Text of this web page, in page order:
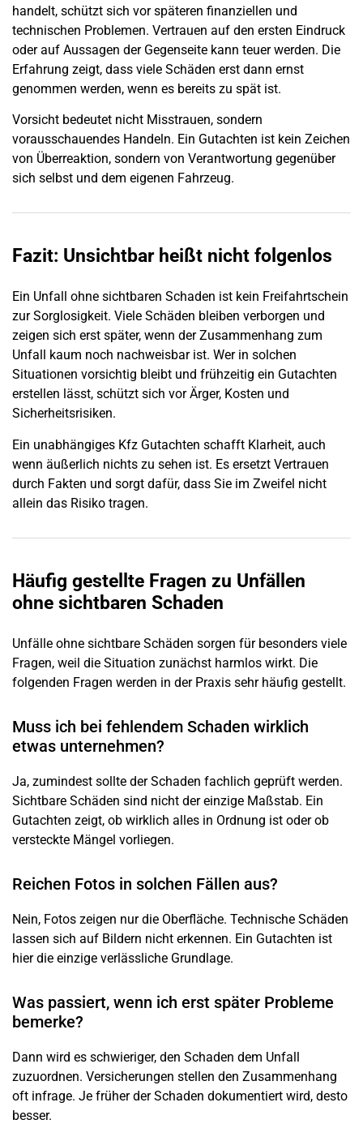
handelt, schützt sich vor späteren finanziellen und
technischen Problemen. Vertrauen auf den ersten Eindruck
oder auf Aussagen der Gegenseite kann teuer werden. Die
Erfahrung zeigt, dass viele Schäden erst dann ernst
genommen werden, wenn es bereits zu spät ist.
Vorsicht bedeutet nicht Misstrauen, sondern
vorausschauendes Handeln. Ein Gutachten ist kein Zeichen
von Überreaktion, sondern von Verantwortung gegenüber
sich selbst und dem eigenen Fahrzeug.
Fazit: Unsichtbar heißt nicht folgenlos
Ein Unfall ohne sichtbaren Schaden ist kein Freifahrtschein
zur Sorglosigkeit. Viele Schäden bleiben verborgen und
zeigen sich erst später, wenn der Zusammenhang zum
Unfall
kaum noch nachweisbar ist. Wer in solchen
Situationen vorsichtig bleibt und frühzeitig ein Gutachten
erstellen lässt, schützt sich vor Ärger, Kosten und
Sicherheitsrisiken.
Ein unabhängiges Kfz Gutachten schafft Klarheit, auch
wenn äußerlich nichts zu sehen ist. Es ersetzt Vertrauen
durch Fakten und sorgt dafür, dass Sie im Zweifel nicht
allein das Risiko tragen.
Häufig gestellte Fragen zu Unfällen
ohne sichtbaren Schaden
Unfälle ohne sichtbare Schäden sorgen für besonders viele
Fragen, weil die Situation zunächst harmlos wirkt. Die
folgenden Fragen werden in der Praxis sehr häufig gestellt.
Muss ich bei fehlendem Schaden wirklich
etwas unternehmen?
Ja, zumindest sollte derSchaden fachlich geprüft werden.
Sichtbare Schäden sind nicht der einzige Maßstab. Ein
Gutachten zeigt, ob wirklich alles in Ordnung ist oder ob
versteckte Mängel vorliegen.
Reichen Fotos in solchen Fällen aus?
Nein, Fotos zeigen nur die Oberfläche. Technische Schäden
lassen sich auf Bildern nicht erkennen. Ein Gutachten ist
hier die einzige verlässliche Grundlage.
Was passiert, wenn ich erst später Probleme
bemerke?
Dann wird es schwieriger, den Schaden dem Unfall
zuzuordnen. Versicherungen stellen den Zusammenhang
oft infrage. Je früher derSchaden dokumentiert wird, desto
besser.